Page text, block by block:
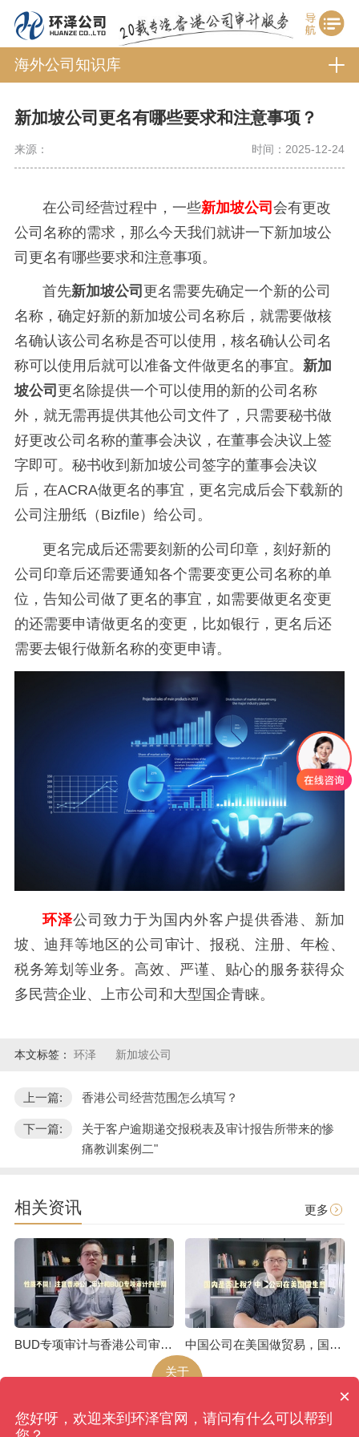
海外公司知识库
新加坡公司更名有哪些要求和注意事项？
来源： 时间：2025-12-24
在公司经营过程中，一些新加坡公司会有更改
公司名称的需求，那么今天我们就讲一下新加坡公
司更名有哪些要求和注意事项。
首先新加坡公司 更名需要先确定一个新的公司
名称，确定好新的新加坡公司名称后，就需要做核
名确认该公司名称是否可以使用，核名确认公司名
称可以使用后就可以准备文件做更名的事宜。 新加
坡公司 更名除提供一个可以使用的新的公司名称
外，就无需再提供其他公司文件了，只需要秘书做
好更改公司名称的董事会决议，在董事会决议上签
字即可。秘书收到新加坡公司签字的董事会决议
后，在ACRA做更名的事宜，更名完成后会下载新的
公司注册纸（Bizfile）给公司。
更名完成后还需要刻新的公司印章，刻好新的
公司印章后还需要通知各个需要变更公司名称的单
位，告知公司做了更名的事宜，如需要做更名变更
的还需要申请做更名的变更，比如银行，更名后还
需要去银行做新名称的变更申请。
环泽公司致力于为国内外客户提供香港、新加
坡、迪拜等地区的公司审计、报税、注册、年检、
税务筹划等业务。高效、严谨、贴心的服务获得众
多民营企业、上市公司和大型国企青睐。
本文标签： 环泽 新加坡公司
上一篇: 香港公司经营范围怎么填写？
下一篇:
关于客户逾期递交报税表及审计报告所带来的惨
痛教训案例二"
相关资讯 更多
BUD专项审计与香港公司审计是不一样的
中国公司在美国做贸易，国内是否上税呢
关于
环泽版权所有
网站地图
×
您好呀，欢迎来到环泽官网，请问有什么可以帮到